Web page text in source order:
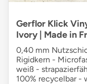
Gerflor Klick
Ivory | Made in
0,40 mm
Rigidkern -
weiß -
100% recycelbar -